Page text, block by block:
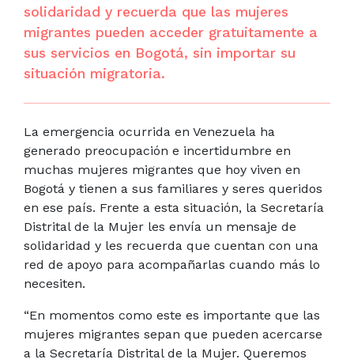
solidaridad y recuerda que las mujeres
migrantes pueden acceder gratuitamente a
sus servicios en Bogotá, sin importar su
situación migratoria.
La emergencia ocurrida en Venezuela ha
generado preocupación e incertidumbre en
muchas mujeres migrantes que hoy viven en
Bogotá y tienen a sus familiares y seres queridos
en ese país. Frente a esta situación, la Secretaría
Distrital de la Mujer les envía un mensaje de
solidaridad y les recuerda que cuentan con una
red de apoyo para acompañarlas cuando más lo
necesiten.
“En momentos como este es importante que las
mujeres migrantes sepan que pueden acercarse
a la Secretaría Distrital de la Mujer. Queremos